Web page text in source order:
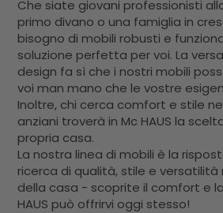
Che siate giovani professionisti
primo divano o una famiglia in
bisogno di mobili robusti e
soluzione perfetta per voi. La
design fa sì che i nostri mobili
voi man mano che le vostre
Inoltre, chi cerca comfort e stile
anziani troverà in Mc HAUS la
propria casa.
La nostra linea di mobili è la
ricerca di qualità, stile e
della casa - scoprite il comfort e
HAUS può offrirvi oggi stesso!